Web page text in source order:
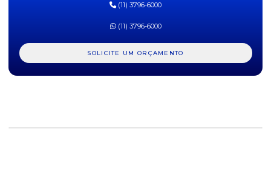
ENVELOPE SACO BRANCO FORONI 260X360 - CAIXA COM 250
UNIDADES
(11) 3796-6000
(11) 3796-6000
SOLICITE UM ORÇAMENTO